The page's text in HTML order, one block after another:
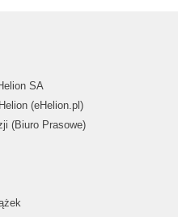
SA
(eHelion.pl)
(Biuro Prasowe)